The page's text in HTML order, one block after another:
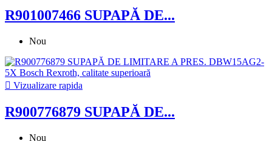
R901007466 SUPAPĂ DE...
Nou
 Vizualizare rapida
R900776879 SUPAPĂ DE...
Nou